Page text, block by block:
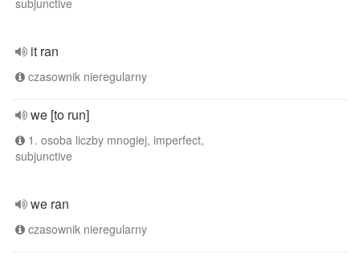
subjunctive
it ran
czasownik nieregularny
we [to run]
1. osoba liczby mnogiej, imperfect,
subjunctive
we ran
czasownik nieregularny